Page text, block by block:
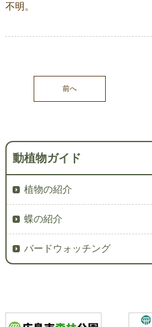
不明。
前へ
動植物ガイド
植物の紹介
蝶の紹介
バードウォッチング